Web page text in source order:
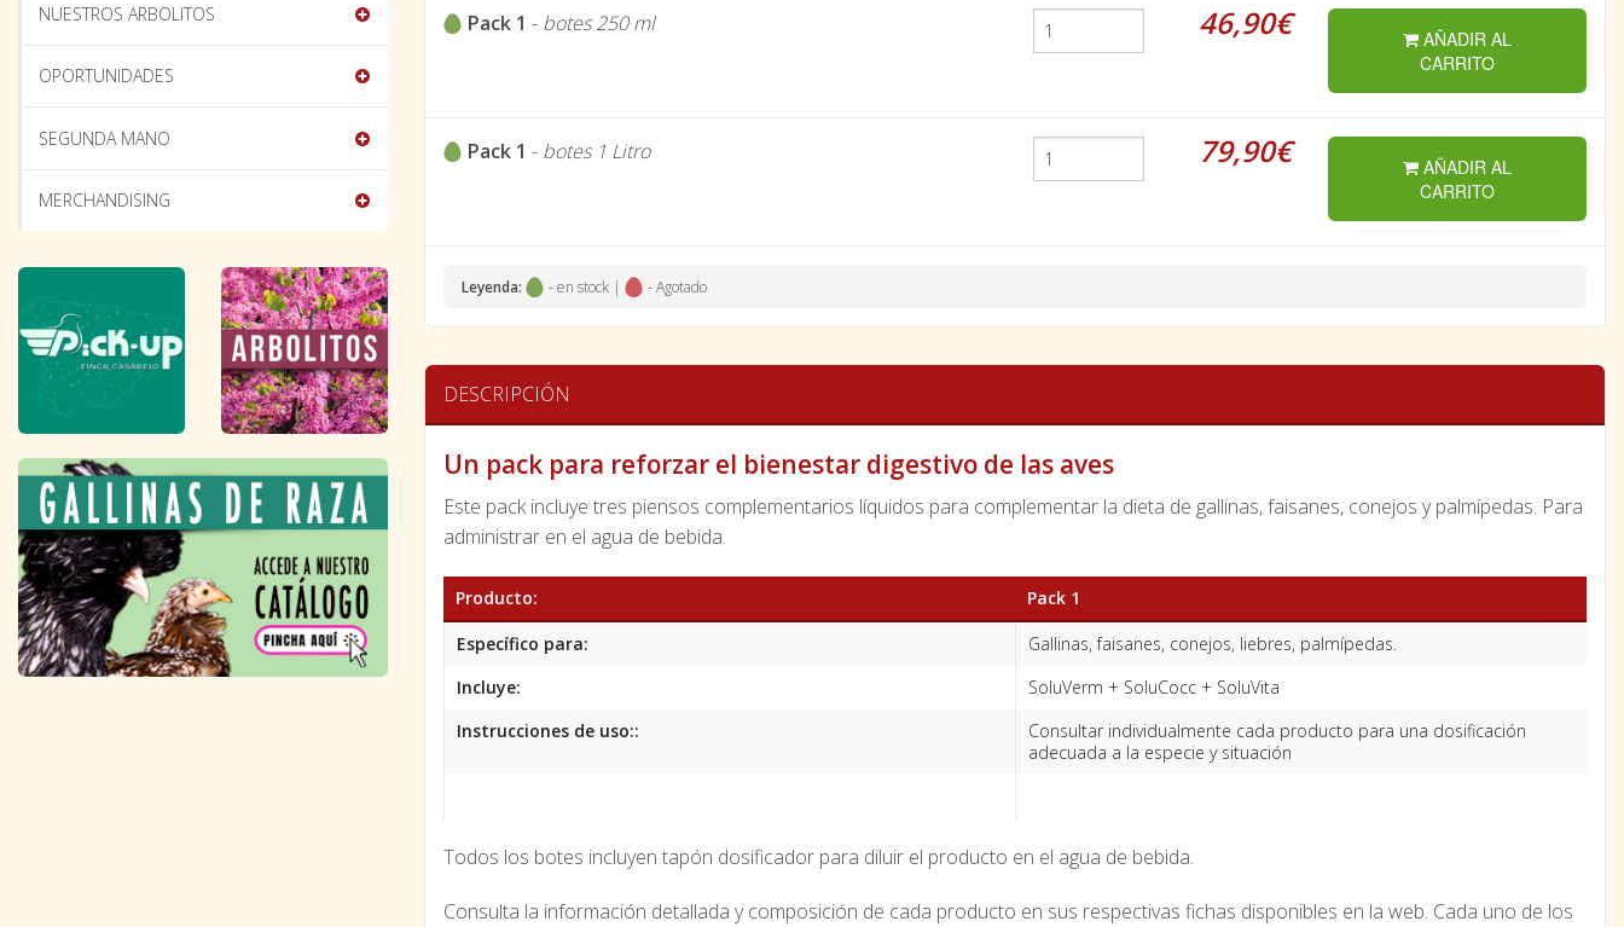
Pack 1 - botes 250 ml 46,90€
AÑADIR AL
CARRITO
Pack 1 - botes 1 Litro 79,90€
AÑADIR AL
CARRITO
Leyenda: - en stock | - Agotado
DESCRIPCIÓN
Un pack para reforzar el bienestar digestivo de las aves
Este pack incluye tres piensos complementarios líquidos para complementar la dieta de gallinas, faisanes, conejos y palmípedas. Para
administrar en el agua de bebida.
Producto:
Pack 1
Específico para:
Gallinas, faisanes, conejos, liebres, palmípedas.
Incluye:
SoluVerm + SoluCocc + SoluVita
Instrucciones de uso::
Consultar individualmente cada producto para una dosificación
adecuada a la especie y situación
Todos los botes incluyen tapón dosificador para diluir el producto en el agua de bebida.
Consulta la información detallada y composición de cada producto en sus respectivas fichas disponibles en la web. Cada uno de los
NUESTROS ARBOLITOS
OPORTUNIDADES
SEGUNDA MANO
MERCHANDISING